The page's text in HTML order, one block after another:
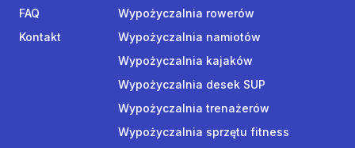
FAQ
Kontakt
Wypożyczalnia rowerów
Wypożyczalnia namiotów
Wypożyczalnia kajaków
Wypożyczalnia desek SUP
Wypożyczalnia trenażerów
Wypożyczalnia sprzętu fitness